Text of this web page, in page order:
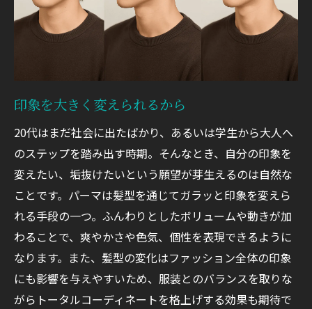
印象を大きく変えられるから
20代はまだ社会に出たばかり、あるいは学生から大人へ
のステップを踏み出す時期。そんなとき、自分の印象を
変えたい、垢抜けたいという願望が芽生えるのは自然な
ことです。パーマは髪型を通じてガラッと印象を変えら
れる手段の一つ。ふんわりとしたボリュームや動きが加
わることで、爽やかさや色気、個性を表現できるように
なります。また、髪型の変化はファッション全体の印象
にも影響を与えやすいため、服装とのバランスを取りな
がらトータルコーディネートを格上げする効果も期待で